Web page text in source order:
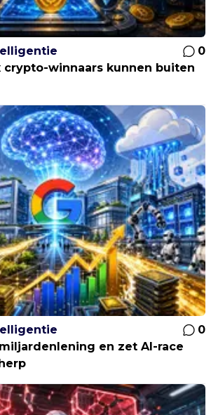
0
crypto-winnaars kunnen buiten
0
en zet AI-race